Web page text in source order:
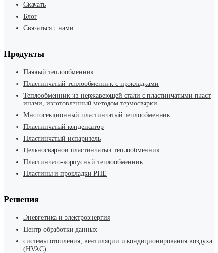
Скачать
Блог
Связаться с нами
Продукты
Паяный теплообменник
Пластинчатый теплообменник с прокладками
Теплообменник из нержавеющей стали с пластинчатыми пласт
инами, изготовленный методом термосварки.
Многосекционный пластинчатый теплообменник
Пластинчатый конденсатор
Пластинчатый испаритель
Цельносварной пластинчатый теплообменник
Пластинчато-корпусный теплообменник
Пластины и прокладки PHE
Решения
Энергетика и электроэнергия
Центр обработки данных
системы отопления, вентиляции и кондиционирования воздуха
(HVAC)